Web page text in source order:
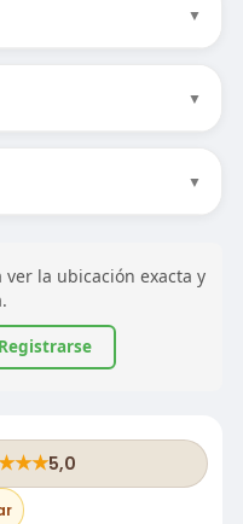
▼
▼
▼
la ubicación exacta y
Registrarse
★★5,0